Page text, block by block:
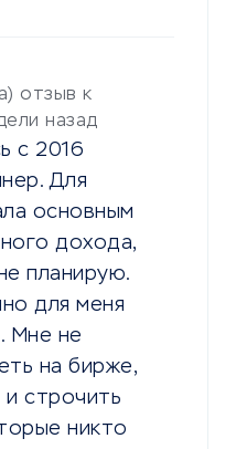
отзыв к
назад
с 2016
Для
основным
дохода,
планирую.
для меня
Мне не
на бирже,
и строчить
никто